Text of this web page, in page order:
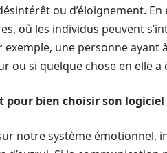
ou d’éloignement.
où les individus peuvent
exemple, une personne
ou si quelque chose en elle a
pour bien choisir son logiciel
notre système émotionnel,